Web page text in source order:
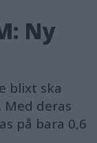
Ny
blixt ska
deras
på bara 0,6